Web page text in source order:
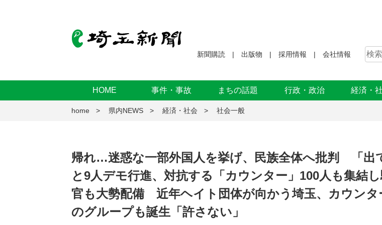
新聞購読 出版物 採用情報 会社情報
HOME 事件・事故 まちの話題 行政・政治 経済・
home 県内NEWS 経済・社会 社会一般
帰れ…迷惑な一部外国人を挙げ、民族全体へ批判 「出
と9人デモ行進、対抗する「カウンター」100人も集結
官も大勢配備 近年ヘイト団体が向かう埼玉、カウンタ
のグループも誕生「許さない」